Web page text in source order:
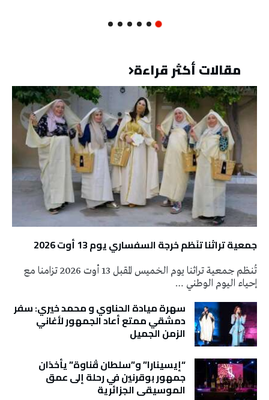
مقالات أكثر قراءة
جمعية تراثنا تنَظم خرجة السفساري يوم 13 أوت 2026
تُنظم جمعية تراثنا يوم الخميس المقبل 13 أوت 2026 تزامنا مع
إحياء اليوم الوطني …
سهرة ميادة الحناوي و محمد خيري: سفر
دمشقي ممتع أعاد الجمهور لأغاني
الزمن الجميل
“إيسينارا” و”سلطان ڤناوة” يأخذان
جمهور بوقرنين في رحلة إلى عمق
الموسيقى الجزائرية